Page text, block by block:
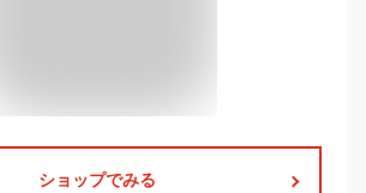
ショップでみる